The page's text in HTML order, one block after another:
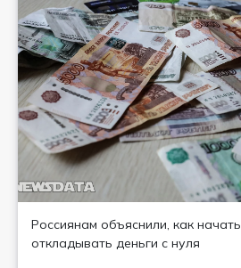
Россиянам объяснили, как начать
откладывать деньги с нуля